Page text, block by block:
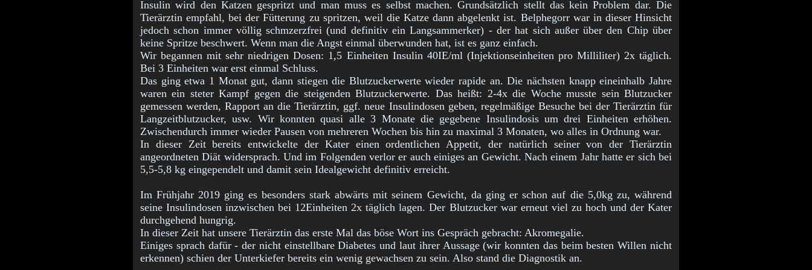
Insulin wird den Katzen gespritzt und man muss es selbst machen. Grundsätzlich stellt das kein Problem dar. Die
Tierärztin empfahl, bei der Fütterung zu spritzen, weil die Katze dann abgelenkt ist. Belphegorr war in dieser Hinsicht
jedoch schon immer völlig schmzerzfrei (und definitiv ein Langsammerker) - der hat sich außer über den Chip über
keine Spritze beschwert. Wenn man die Angst einmal überwunden hat, ist es ganz einfach.
Wir begannen mit sehr niedrigen Dosen: 1,5 Einheiten Insulin 40IE/ml (Injektionseinheiten pro Milliliter) 2x täglich.
Bei 3 Einheiten war erst einmal Schluss.
Das ging etwa 1 Monat gut, dann stiegen die Blutzuckerwerte wieder rapide an. Die nächsten knapp eineinhalb Jahre
waren ein steter Kampf gegen die steigenden Blutzuckerwerte. Das heißt: 2-4x die Woche musste sein Blutzucker
gemessen werden, Rapport an die Tierärztin, ggf. neue Insulindosen geben, regelmäßige Besuche bei der Tierärztin für
Langzeitblutzucker, usw. Wir konnten quasi alle 3 Monate die gegebene Insulindosis um drei Einheiten erhöhen.
Zwischendurch immer wieder Pausen von mehreren Wochen bis hin zu maximal 3 Monaten, wo alles in Ordnung war.
In dieser Zeit bereits entwickelte der Kater einen ordentlichen Appetit, der natürlich seiner von der Tierärztin
angeordneten Diät widersprach. Und im Folgenden verlor er auch einiges an Gewicht. Nach einem Jahr hatte er sich bei
5,5-5,8 kg eingependelt und damit sein Idealgewicht definitiv erreicht.
Im Frühjahr 2019 ging es besonders stark abwärts mit seinem Gewicht, da ging er schon auf die 5,0kg zu, während
seine Insulindosen inzwischen bei 12Einheiten 2x täglich lagen. Der Blutzucker war erneut viel zu hoch und der Kater
durchgehend hungrig.
In dieser Zeit hat unsere Tierärztin das erste Mal das böse Wort ins Gespräch gebracht: Akromegalie.
Einiges sprach dafür - der nicht einstellbare Diabetes und laut ihrer Aussage (wir konnten das beim besten Willen nicht
erkennen) schien der Unterkiefer bereits ein wenig gewachsen zu sein. Also stand die Diagnostik an.